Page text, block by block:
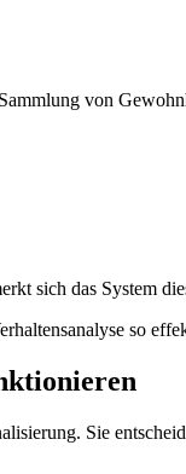
von
sich das System
so
Sie